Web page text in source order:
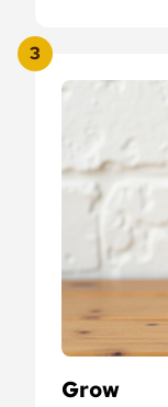
3
Grow